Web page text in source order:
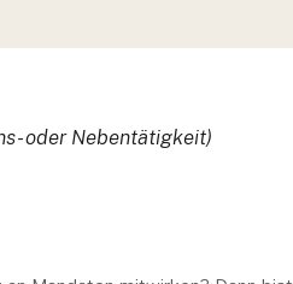
oder Nebentätigkeit)